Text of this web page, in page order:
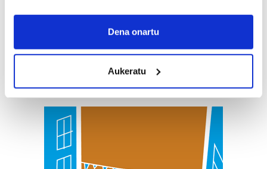
If you allow, we would also like to:
Collect information about your geographical
meters
Identify your device by actively scanning it for
specific characteristics (fingerprinting)
and set your preferences in the
details section.
Guk eta gure bazkideek zure datu pertsonalak
prozesatzen ditugu, zure IP zenbakia, besteak beste,
Dena onartu
Aukeratu